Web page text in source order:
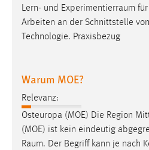
Lern- und Experimentierraum
Arbeiten an der Schnittstelle
Technologie. Praxisbezug
Warum MOE?
Relevanz:
Osteuropa (MOE) Die Region
(MOE) ist kein eindeutig
Raum. Der Begriff kann je nach